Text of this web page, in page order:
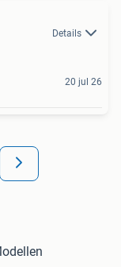
Details
20 jul 26